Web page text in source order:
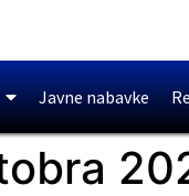
Javne nabavke